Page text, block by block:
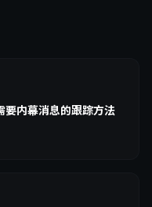
要内幕消息的跟踪方法